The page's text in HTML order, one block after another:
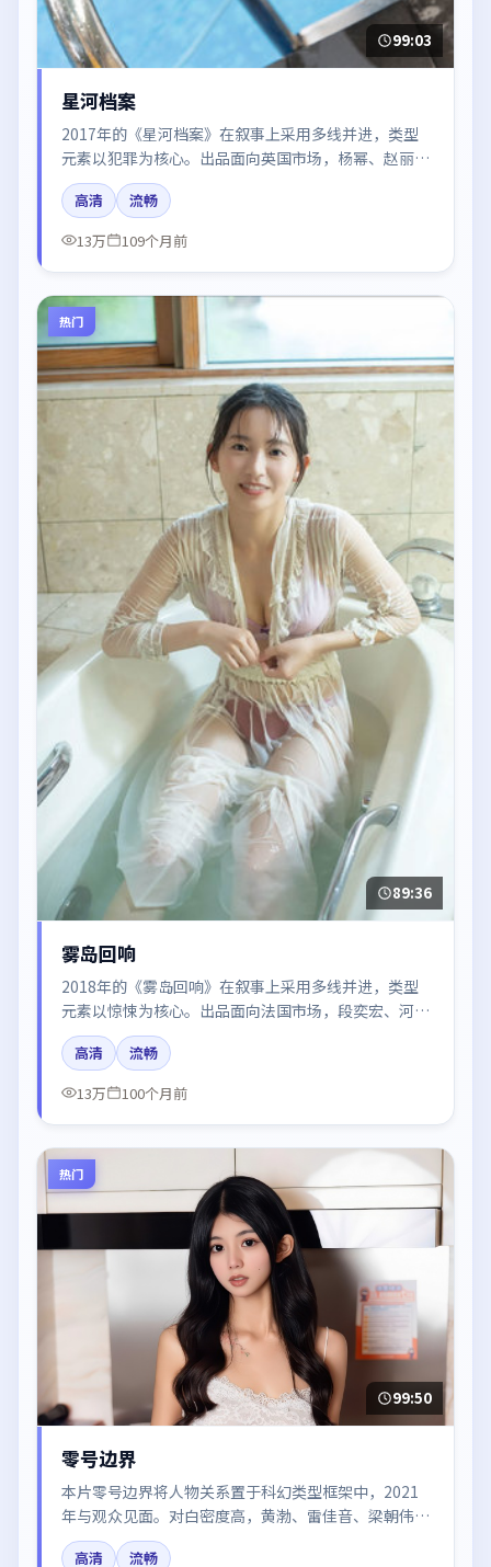
99:03
星河档案
2017年的《星河档案》在叙事上采用多线并进，类型
元素以犯罪为核心。出品面向英国市场，杨幂、赵丽
颖、张子枫、汤唯、周迅所饰角色推动关键反转，结尾
留白引发讨论。
高清
流畅
13万
109个月前
热门
89:36
雾岛回响
2018年的《雾岛回响》在叙事上采用多线并进，类型
元素以惊悚为核心。出品面向法国市场，段奕宏、河正
宇、白宇、沈腾、咏梅所饰角色推动关键反转，结尾留
白引发讨论。
高清
流畅
13万
100个月前
热门
99:50
零号边界
本片零号边界将人物关系置于科幻类型框架中，2021
年与观众见面。对白密度高，黄渤、雷佳音、梁朝伟、
木村拓哉、河正宇的台词节奏值得关注；整体气质偏中
高清 流畅